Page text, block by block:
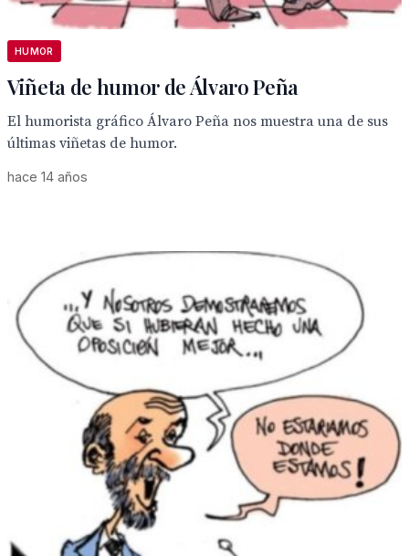
HUMOR
Viñeta de humor de Álvaro Peña
El humorista gráfico Álvaro Peña nos muestra una de sus
últimas viñetas de humor.
hace 14 años